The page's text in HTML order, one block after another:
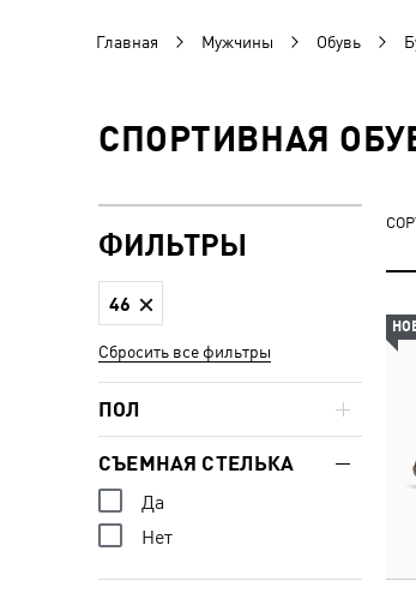
Главная Мужчины Обувь
СПОРТИВНАЯ
ФИЛЬТРЫ
46
Сбросить все фильтры
ПОЛ
СЪЕМНАЯ СТЕЛЬКА
Да
Нет